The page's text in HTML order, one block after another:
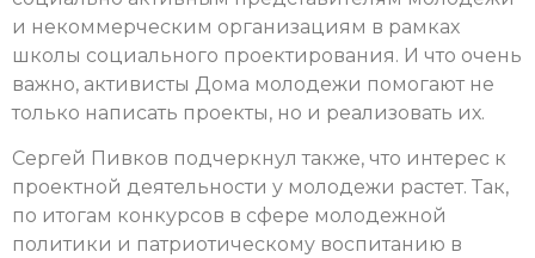
и некоммерческим организациям в рамках
школы социального проектирования. И что очень
важно, активисты Дома молодежи помогают не
только написать проекты, но и реализовать их.
Сергей Пивков подчеркнул также, что интерес к
проектной деятельности у молодежи растет. Так,
по итогам конкурсов в сфере молодежной
политики и патриотическому воспитанию в